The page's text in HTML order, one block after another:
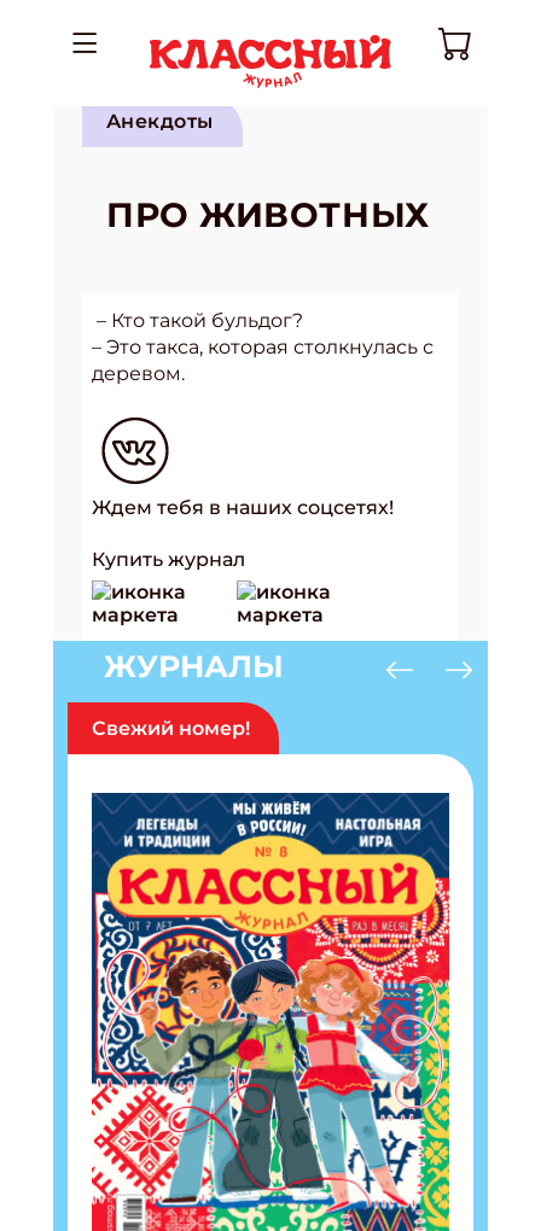
Анекдоты
ПРО ЖИВОТНЫХ
– Кто такой бульдог?
– Это такса, которая столкнулась с
деревом.
Ждем тебя в наших соцсетях!
Купить журнал
ЖУРНАЛЫ
Свежий номер!